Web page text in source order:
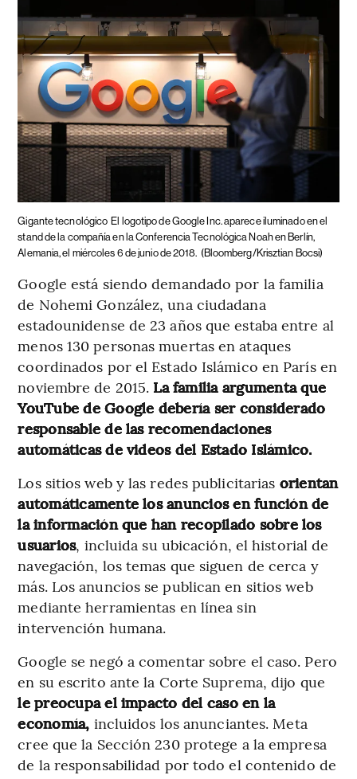
Gigante tecnológico El logotipo de Google Inc. aparece iluminado en el
stand de la compañía en la Conferencia Tecnológica Noah en Berlín,
Alemania, el miércoles 6 de junio de 2018. (Bloomberg/Krisztian Bocsi)
Google está siendo demandado por la familia
de Nohemi González, una ciudadana
estadounidense de 23 años que estaba entre al
menos 130 personas muertas en ataques
coordinados por el Estado Islámico en París en
noviembre de 2015. La familia argumenta que
YouTube de Google debería ser considerado
responsable de las recomendaciones
automáticas de videos del Estado Islámico.
Los sitios web y las redes publicitarias orientan
automáticamente los anuncios en función de
la información que han recopilado sobre los
usuarios, incluida su ubicación, el historial de
navegación, los temas que siguen de cerca y
más. Los anuncios se publican en sitios web
mediante herramientas en línea sin
intervención humana.
Google se negó a comentar sobre el caso. Pero
en su escrito ante la Corte Suprema, dijo que
le preocupa el impacto del caso en la
economía, incluidos los anunciantes. Meta
cree que la Sección 230 protege a la empresa
de la responsabilidad por todo el contenido de